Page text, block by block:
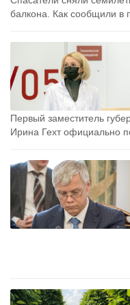
балкона. Как сообщили в
Первый заместитель
Ирина Гехт официально